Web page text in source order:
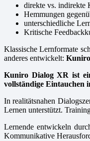
direkte vs. indirekte
Hemmungen
unterschiedliche
Kritische
Klassische Lernformate
anderes entwickelt:
Kuniro Dialog XR ist
vollständige Eintauchen
In realitätsnahen
Lernen unterstützt.
Lernende entwickeln
Kommunikative